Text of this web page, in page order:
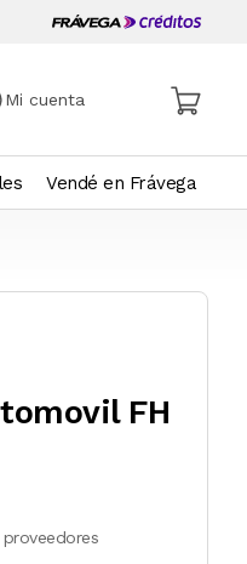
Mi cuenta
Vendé en Frávega
FH